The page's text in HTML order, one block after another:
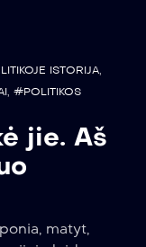
ISTORIJA,
, #POLITIKOS
jie. Aš
matyt,